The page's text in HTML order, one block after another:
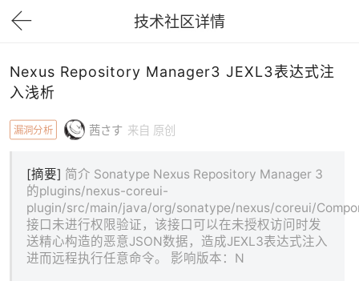
技术社区详情
下拉刷新
Nexus Repository Manager3 JEXL3表达式注
入浅析
漏洞分析 茜さす 来自 原创
[摘要] 简介 Sonatype Nexus Repository Manager 3
的plugins/nexus-coreui-
plugin/src/main/java/org/sonatype/nexus/coreui/
接口未进行权限验证，该接口可以在未授权访问时发
送精心构造的恶意JSON数据，造成JEXL3表达式注入
进而远程执行任意命令。 影响版本：N